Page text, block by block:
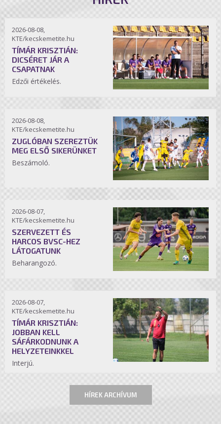
2026-08-08,
KTE/kecskemetite.hu
TÍMÁR KRISZTIÁN:
DICSÉRET JÁR A
CSAPATNAK
Edzői értékelés.
2026-08-08,
KTE/kecskemetite.hu
ZUGLÓBAN SZEREZTÜK
MEG ELSŐ SIKERÜNKET
Beszámoló.
2026-08-07,
KTE/kecskemetite.hu
SZERVEZETT ÉS
HARCOS BVSC-HEZ
LÁTOGATUNK
Beharangozó.
2026-08-07,
KTE/kecskemetite.hu
TÍMÁR KRISZTIÁN:
JOBBAN KELL
SÁFÁRKODNUNK A
HELYZETEINKKEL
Interjú.
HÍREK ARCHÍVUM